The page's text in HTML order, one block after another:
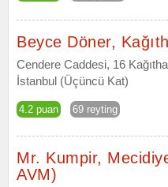
Beyce Döner,
Cendere Caddesi, 16
İstanbul (Üçüncü Kat)
4.2 puan 69 reyting
Mr. Kumpir,
AVM)